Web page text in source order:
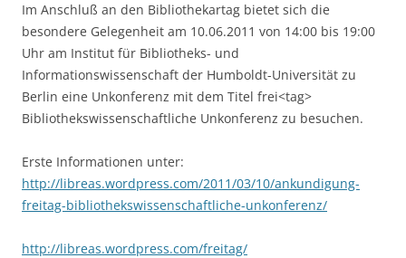
Im Anschluß an den Bibliothekartag bietet sich die
besondere Gelegenheit am 10.06.2011 von 14:00 bis 19:00
Uhr am Institut für Bibliotheks- und
Informationswissenschaft der Humboldt-Universität zu
Berlin eine Unkonferenz mit dem Titel frei<tag> 
Bibliothekswissenschaftliche Unkonferenz zu besuchen.
Erste Informationen unter:
http://libreas.wordpress.com/2011/03/10/ankundigung-
freitag-bibliothekswissenschaftliche-unkonferenz/
http://libreas.wordpress.com/freitag/